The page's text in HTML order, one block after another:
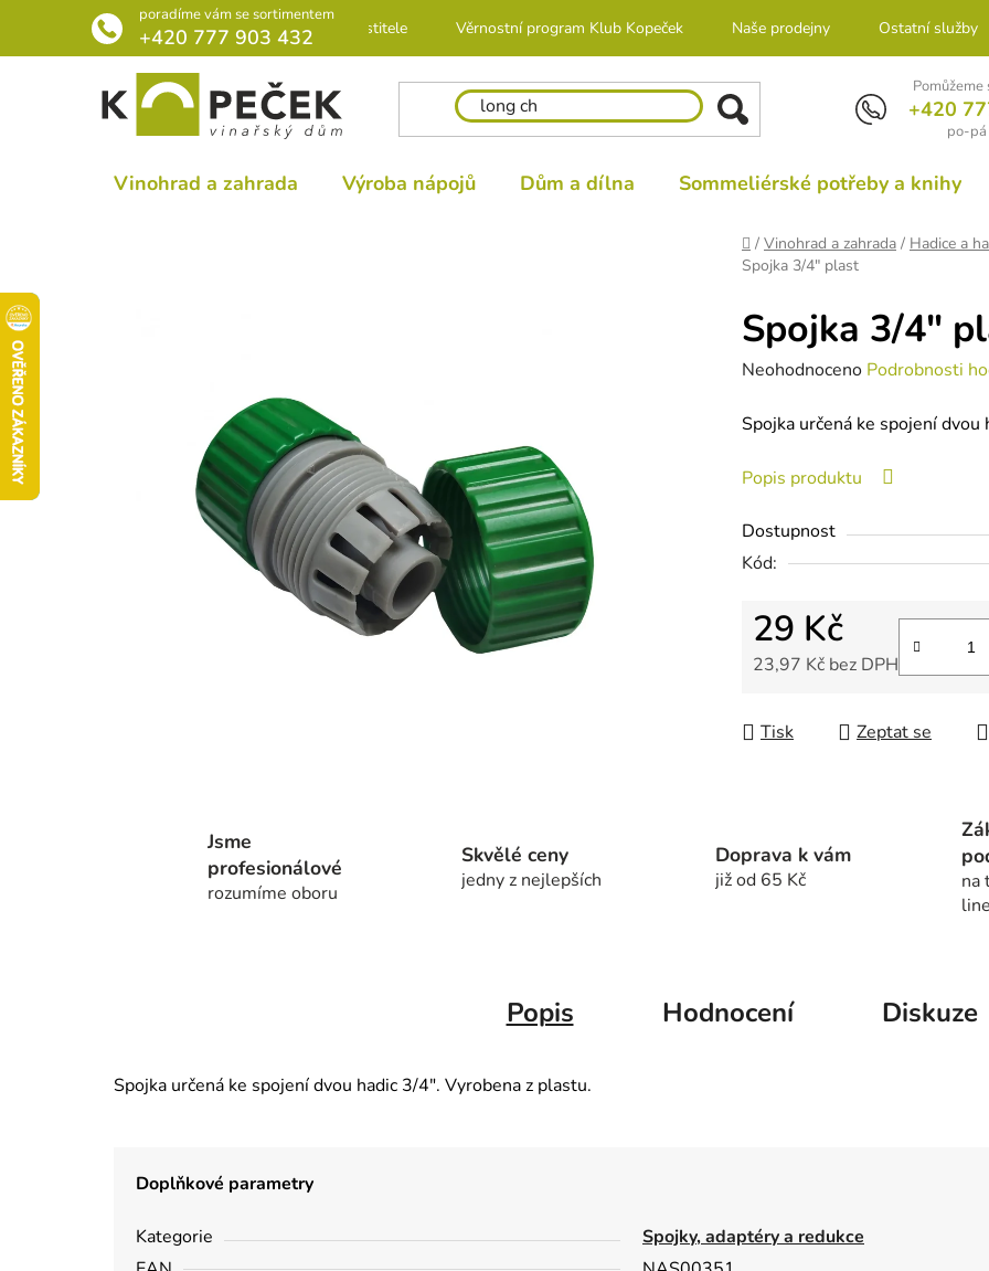
obsah
poradíme vám se sortimentem
+420 777 903 432Rádce pro pěstitele Věrnostní program Klub Kopeček Naše prodejny Ostatní služby
Pomůžeme
+420
po-
Vinohrad a zahrada Výroba nápojů Dům a dílna Sommeliérské potřeby a knihy
Domů
/ Vinohrad a zahrada / Hadice a
Spojka 3/4" plast
Spojka 3/4"
Průměrné
produktu
0,0
z
hvězdiček.
Neohodnoceno Podrobnosti
Spojka určená ke spojení dvou
Popis produktu
Dostupnost
Kód:
29 Kč
23,97 Kč bez DPH
Tisk Zeptat se
Jsme
profesionálové
rozumíme oboru
Skvělé ceny
jedny z nejlepších
Doprava k vám
již od 65 Kč
na
line
Popis Hodnocení Diskuze
Spojka určená ke spojení dvou hadic 3/4". Vyrobena z plastu.
Doplňkové parametry
Kategorie
Spojky, adaptéry a redukce